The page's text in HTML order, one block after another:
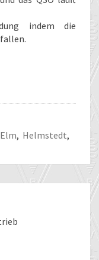
indem die
Elm, Helmstedt,